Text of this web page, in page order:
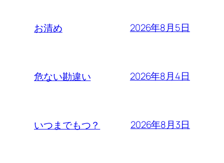
お清め 2026年8月5日
危ない勘違い 2026年8月4日
いつまでもつ？ 2026年8月3日